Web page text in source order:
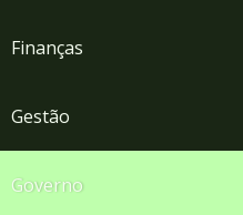
Finanças
Gestão
Governo